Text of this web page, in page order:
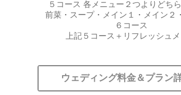
５コース 各メニュー２つよりどち
前菜・スープ・メイン１・メイン２
６コース
上記５コース＋リフレッシュ
ウェディング料金＆プラン